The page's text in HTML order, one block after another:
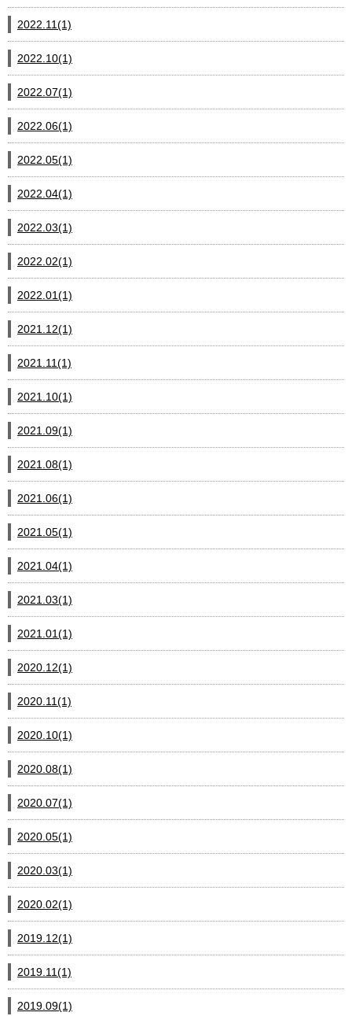
2022.11(1)
2022.10(1)
2022.07(1)
2022.06(1)
2022.05(1)
2022.04(1)
2022.03(1)
2022.02(1)
2022.01(1)
2021.12(1)
2021.11(1)
2021.10(1)
2021.09(1)
2021.08(1)
2021.06(1)
2021.05(1)
2021.04(1)
2021.03(1)
2021.01(1)
2020.12(1)
2020.11(1)
2020.10(1)
2020.08(1)
2020.07(1)
2020.05(1)
2020.03(1)
2020.02(1)
2019.12(1)
2019.11(1)
2019.09(1)